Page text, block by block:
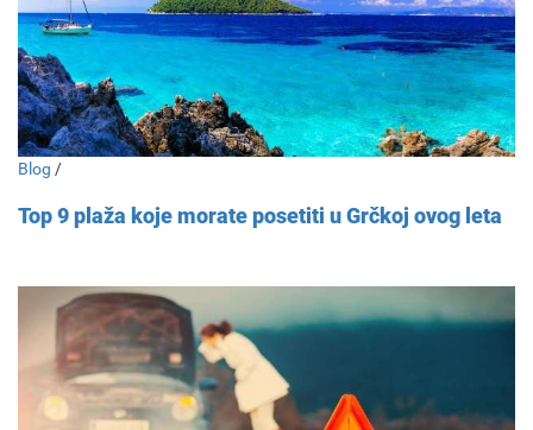
Blog /
Top 9 plaža koje morate posetiti u Grčkoj ovog leta